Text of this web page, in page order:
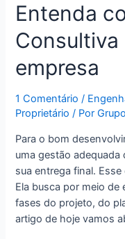
Entenda
Consultiva
empresa
1 Comentário /
Proprietário / Por
Para o bom
uma gestão
sua entrega final.
Ela busca por meio
fases do projeto, do
artigo de hoje vamos